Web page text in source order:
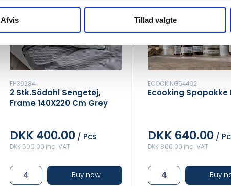
Afvis Tillad valgte
FH39284
2 Stk.Södahl Sengetøj,
Frame 140X220 Cm Grey
DKK 400.00 / Pcs
DKK 500.00 inc. VAT
Buy now
ECOOKING54492
Ecooking Spapakke
DKK 640.00 /
DKK 800.00 inc. VAT
Buy